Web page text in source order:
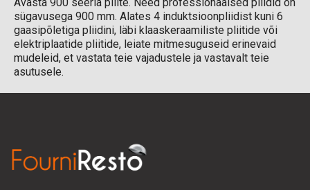
sügavusega 900 mm. Alates 4 induktsioonpliidist kuni 6
gaasipõletiga pliidini, läbi klaaskeraamiliste pliitide või
elektriplaatide pliitide, leiate mitmesuguseid erinevaid
mudeleid, et vastata teie vajadustele ja vastavalt teie
asutusele.